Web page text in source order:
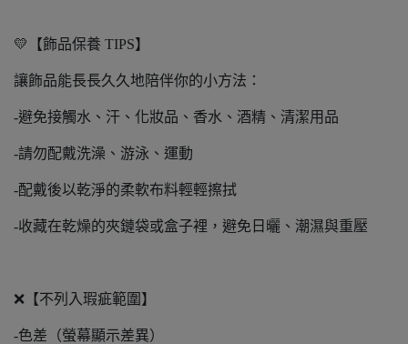
💛【飾品保養 TIPS】
讓飾品能長長久久地陪伴你的小方法：
-避免接觸水、汗、化妝品、香水、酒精、清潔用品
-請勿配戴洗澡、游泳、運動
-配戴後以乾淨的柔軟布料輕輕擦拭
-收藏在乾燥的夾鏈袋或盒子裡，避免日曬、潮濕與重壓
❌【不列入瑕疵範圍】
-色差（螢幕顯示差異）